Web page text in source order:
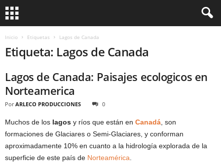
Inicio Etiquetas Lagos de Canada
Etiqueta: Lagos de Canada
Lagos de Canada: Paisajes ecologicos en
Norteamerica
Por ARLECO PRODUCCIONES 0
Muchos de los lagos y ríos que están en Canadá , son
formaciones de Glaciares o Semi-Glaciares, y conforman
aproximadamente 10% en cuanto a la hidrología explorada de la
superficie de este país de Norteamérica